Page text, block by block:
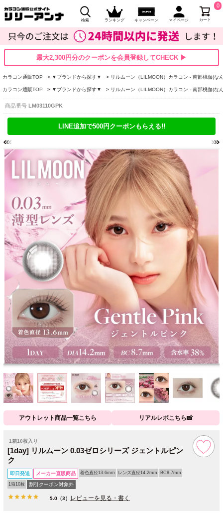
検索 ランキング キャンペーン マイページ カート
0
最大2,300円分のクーポンを会員登録してCHECK ▶
カラコン通販TOP ▼ブランドから探す▼ リルムーン（LILMOON）カラコン - 南部桃伽(な
カラコン通販TOP ▼ブランドから探す▼ リルムーン（LILMOON）カラコン - 南部桃伽(な
商品番号 LM03110GPK
LINE追加で500円クーポンもらえる!!
アウトレット商品一覧こちら リアルレポこちら📸
1箱10枚入り
[1day] リルムーン 0.03ゼロシリーズ ジェントルピン
ク
即日発送 メーカー直販商品 着色直径13.6mm レンズ直径14.2mm BC8.7mm
1箱10枚 割引クーポン対象外
5.0 （3） レビューを見る・書く